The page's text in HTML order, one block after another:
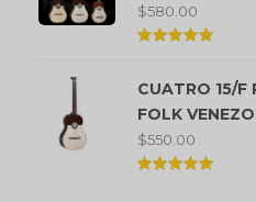
$580.00
5.00
CUATRO 15/F
FOLK
$550.00